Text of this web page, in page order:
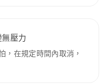
壓力
，在規定時間內取消，